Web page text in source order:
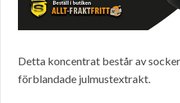
Detta koncentrat består av
förblandade julmustextrakt.